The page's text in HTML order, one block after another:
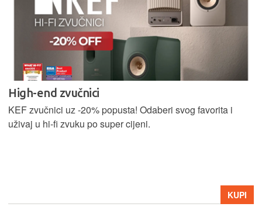
High-end zvučnici
KEF zvučnici uz -20% popusta! Odaberi svog favorita i
uživaj u hi-fi zvuku po super cijeni.
KUPI